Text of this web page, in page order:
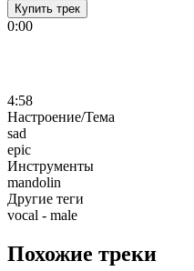
Купить трек
0:00
4:58
Настроение/Тема
sad
epic
Инструменты
mandolin
Другие теги
vocal - male
Похожие треки